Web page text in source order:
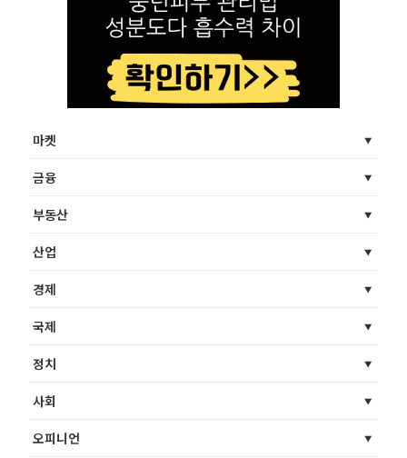
마켓
금융
부동산
산업
경제
국제
정치
사회
오피니언